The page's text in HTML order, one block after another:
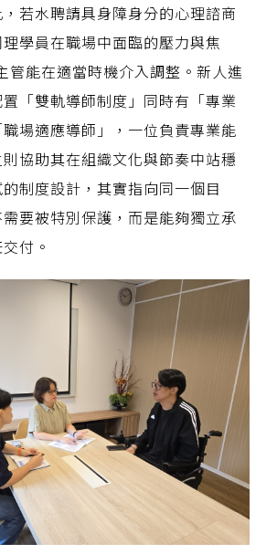
若水聘請具身障身分的心理諮商
學員在職場中面臨的壓力與焦
管能在適當時機介入調整。新人進
「雙軌導師制度」同時有「專業
場適應導師」，一位負責專業能
協助其在組織文化與節奏中站穩
制度設計，其實指向同一個目
要被特別保護，而是能夠獨立承
付。